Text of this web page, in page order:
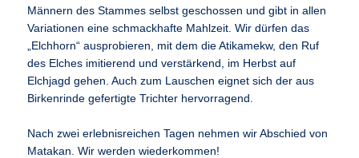
Männern des Stammes selbst geschossen und gibt in allen
Variationen eine schmackhafte Mahlzeit. Wir dürfen das
„Elchhorn“ ausprobieren, mit dem die Atikamekw, den Ruf
des Elches imitierend und verstärkend, im Herbst auf
Elchjagd gehen. Auch zum Lauschen eignet sich der aus
Birkenrinde gefertigte Trichter hervorragend.
Nach zwei erlebnisreichen Tagen nehmen wir Abschied von
Matakan. Wir werden wiederkommen!